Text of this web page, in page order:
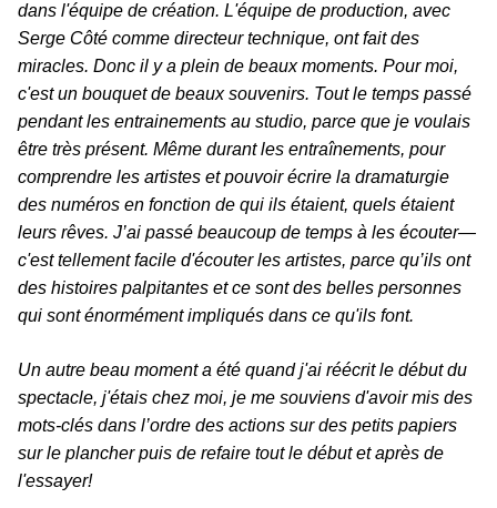
dans l'équipe de création. L'équipe de production, avec
Serge Côté comme directeur technique, ont fait des
miracles. Donc il y a plein de beaux moments. Pour moi,
c'est un bouquet de beaux souvenirs. Tout le temps passé
pendant les entrainements au studio, parce que je voulais
être très présent. Même durant les entraînements, pour
comprendre les artistes et pouvoir écrire la dramaturgie
des numéros en fonction de qui ils étaient, quels étaient
leurs rêves. J’ai passé beaucoup de temps à les écouter—
c'est tellement facile d'écouter les artistes, parce qu’ils ont
des histoires palpitantes et ce sont des belles personnes
qui sont énormément impliqués dans ce qu'ils font.
Un autre beau moment a été quand j'ai réécrit le début du
spectacle, j'étais chez moi, je me souviens d'avoir mis des
mots-clés dans l’ordre des actions sur des petits papiers
sur le plancher puis de refaire tout le début et après de
l'essayer!